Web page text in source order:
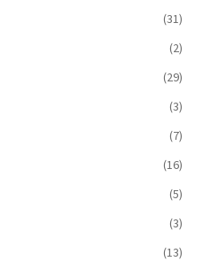
(31)
(2)
(29)
(3)
(7)
(16)
(5)
(3)
(13)